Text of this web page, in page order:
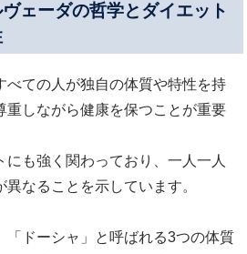
ェーダの哲学とダイエット
べての人が独自の体質や特性を持
重しながら健康を保つことが重要
にも強く関わっており、一人一人
なることを示しています。
「ドーシャ」と呼ばれる3つの体質